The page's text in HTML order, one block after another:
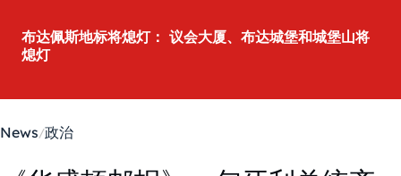
布达佩斯地标将熄灯： 议会大厦、布达城堡和城堡山将
熄灯
News 政治